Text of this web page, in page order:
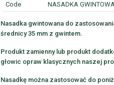
Code NASADKA
Nasadka gwintowana do
średnicy 35 mm z gwintem.
Produkt zamienny lub produkt
głowic opraw klasycznych naszej
Nasadkę można zastosować do